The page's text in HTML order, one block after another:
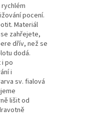
pocení.
Materiál
zahřejete,
dřív, než se
dodá.
po
i
sv. fialová
lišit od